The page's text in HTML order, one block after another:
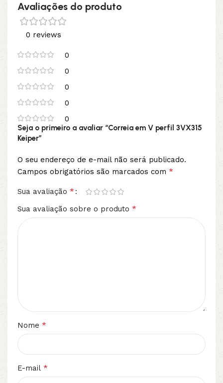
Avaliações do produto
0 reviews
0
0
0
0
0
Seja o primeiro a avaliar “Correia em V perfil 3VX315
Keiper”
O seu endereço de e-mail não será publicado.
Campos obrigatórios são marcados com *
Sua avaliação *
Sua avaliação sobre o produto *
Nome *
E-mail *